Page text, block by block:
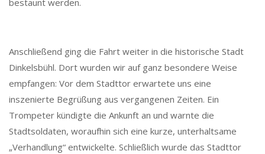
Anschließend ging die Fahrt weiter in die historische Stadt
Dinkelsbühl. Dort wurden wir auf ganz besondere Weise
empfangen: Vor dem Stadttor erwartete uns eine
inszenierte Begrüßung aus vergangenen Zeiten. Ein
Trompeter kündigte die Ankunft an und warnte die
Stadtsoldaten, woraufhin sich eine kurze, unterhaltsame
„Verhandlung“ entwickelte. Schließlich wurde das Stadttor